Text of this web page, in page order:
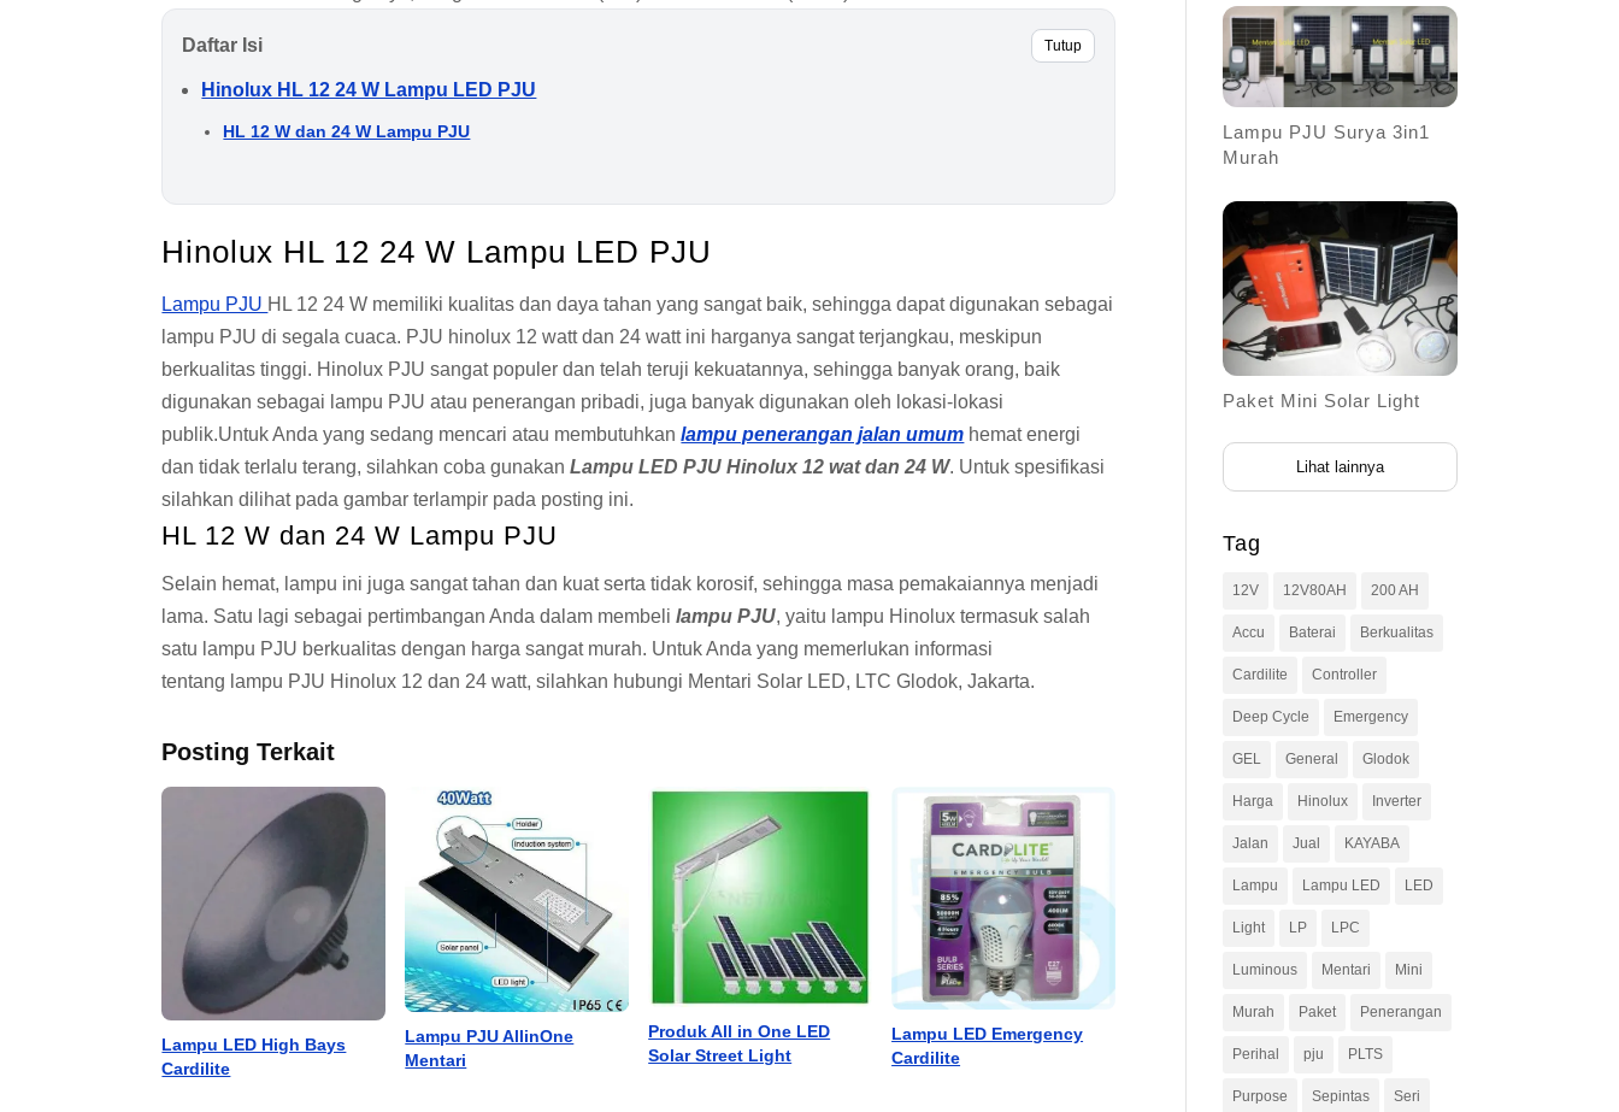
Daftar Isi Tutup
Hinolux HL 12 24 W Lampu LED PJU
HL 12 W dan 24 W Lampu PJU
Hinolux HL 12 24 W Lampu LED PJU
Lampu PJU HL 12 24 W memiliki kualitas dan daya tahan yang sangat baik, sehingga dapat digunakan sebagai
lampu PJU di segala cuaca. PJU hinolux 12 watt dan 24 watt ini harganya sangat terjangkau, meskipun
berkualitas tinggi. Hinolux PJU sangat populer dan telah teruji kekuatannya, sehingga banyak orang, baik
digunakan sebagai lampu PJU atau penerangan pribadi, juga banyak digunakan oleh lokasi-lokasi
publik.Untuk Anda yang sedang mencari atau membutuhkanlampu penerangan jalan umum hemat energi
dan tidak terlalu terang, silahkan coba gunakanLampu LED PJU Hinolux 12 wat dan 24 W. Untuk spesifikasi
silahkan dilihat pada gambar terlampir pada posting ini.
HL 12 W dan 24 W Lampu PJU
Selain hemat, lampu ini juga sangat tahan dan kuat serta tidak korosif, sehingga masa pemakaiannya menjadi
lama. Satu lagi sebagai pertimbangan Anda dalam membelilampu PJU, yaitu lampu Hinolux termasuk salah
satu lampu PJU berkualitas dengan harga sangat murah. Untuk Anda yang memerlukan informasi
tentang lampu PJU Hinolux 12 dan 24 watt, silahkan hubungi Mentari Solar LED, LTC Glodok, Jakarta.
Posting Terkait
Lampu LED High Bays
Cardilite
Lampu PJU AllinOne
Mentari
Produk All in One LED
Solar Street Light
Lampu LED Emergency
Cardilite
Lampu PJU Surya 3in1
Murah
Paket Mini Solar Light
Lihat lainnya
Tag
12V 12V80AH 200 AH
Accu Baterai Berkualitas
Cardilite Controller
Deep Cycle Emergency
GEL General Glodok
Harga Hinolux Inverter
Jalan Jual KAYABA
Lampu Lampu LED LED
Light LP LPC
Luminous Mentari Mini
Murah Paket Penerangan
Perihal pju PLTS
Purpose Sepintas Seri